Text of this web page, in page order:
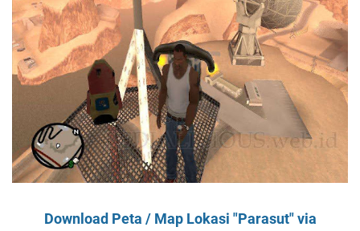
Download Peta / Map Lokasi "Parasut" via